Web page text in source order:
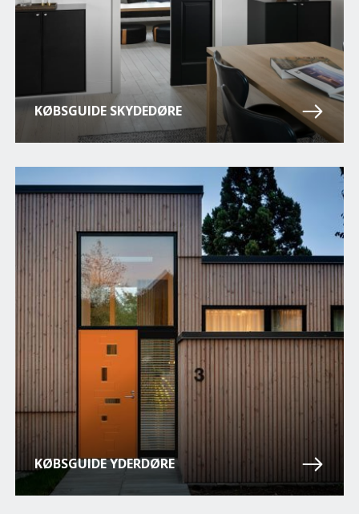
KØBSGUIDE SKYDEDØRE
KØBSGUIDE YDERDØRE